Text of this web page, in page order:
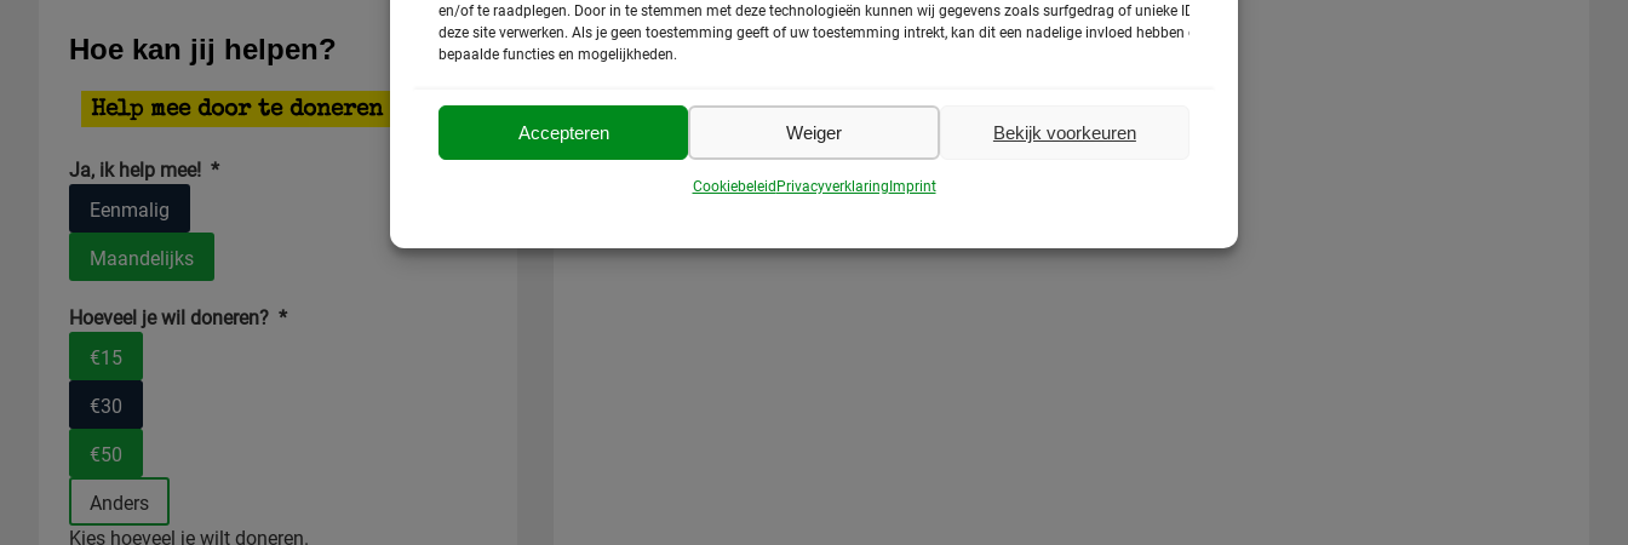
en/of te raadplegen. Door in te stemmen met deze technologieën kunnen wij gegevens zoals surfgedrag of unieke ID's op
deze site verwerken. Als je geen toestemming geeft of uw toestemming intrekt, kan dit een nadelige invloed hebben op
bepaalde functies en mogelijkheden.
Accepteren Weiger Bekijk voorkeuren
Cookiebeleid Privacyverklaring Imprint
Hoe kan jij helpen?
Help mee door te doneren
Ja, ik help mee! *
Eenmalig
Maandelijks
Hoeveel je wil doneren? *
€15
€30
€50
Anders
Kies hoeveel je wilt doneren.